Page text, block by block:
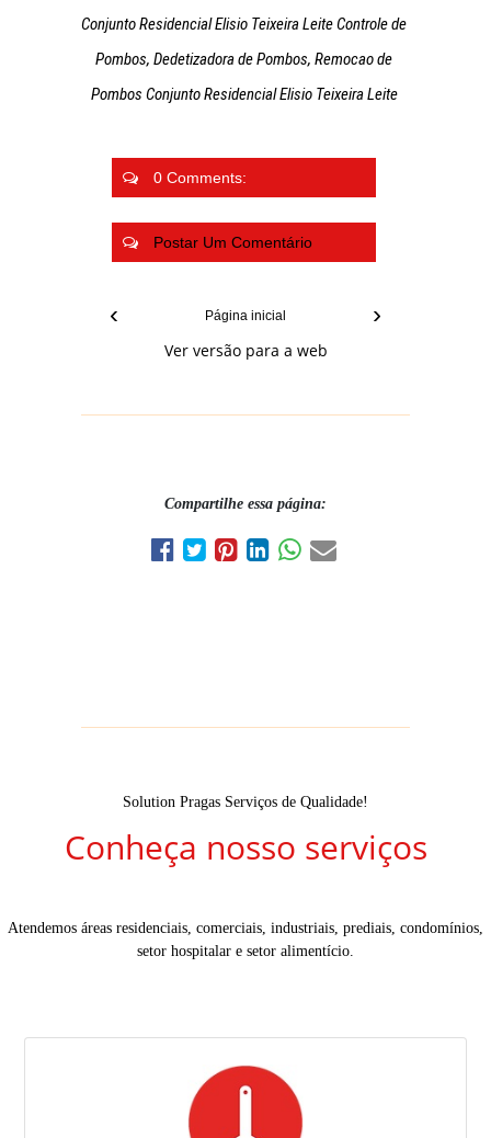
Conjunto Residencial Elisio Teixeira Leite Controle de
Pombos, Dedetizadora de Pombos, Remocao de
Pombos Conjunto Residencial Elisio Teixeira Leite
0 Comments:
Postar Um Comentário
‹ ›
Página inicial
Ver versão para a web
Compartilhe essa página:
Solution Pragas Serviços de Qualidade!
Conheça nosso serviços
Atendemos áreas residenciais, comerciais, industriais, prediais, condomínios,
setor hospitalar e setor alimentício.